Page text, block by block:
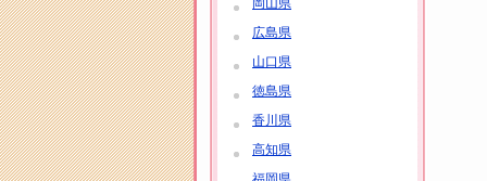
岡山県
広島県
山口県
徳島県
香川県
高知県